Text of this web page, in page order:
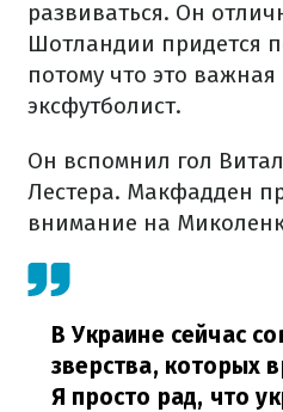
развиваться. Он
Шотландии придется
потому что это важная
эксфутболист.
Он вспомнил гол
Лестера. Макфадден
внимание на
В Украине сейчас
зверства, которых
Я просто рад, что